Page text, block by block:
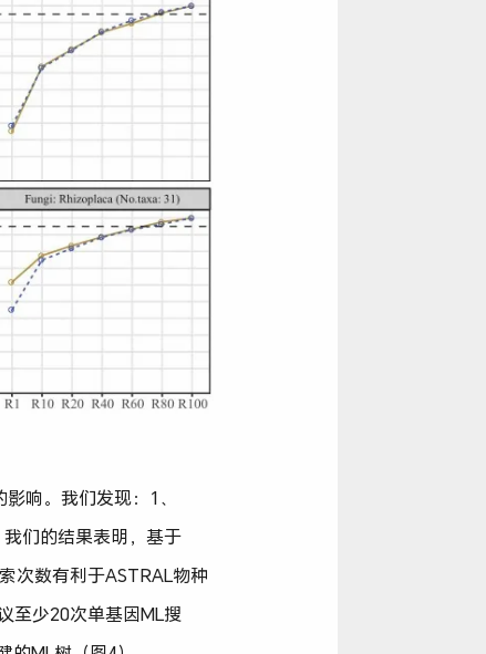
响。我们发现：1、
们的结果表明，基于
次数有利于ASTRAL物种
至少20次单基因ML搜